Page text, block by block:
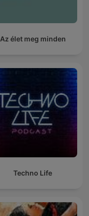
Az élet meg minden
Techno Life